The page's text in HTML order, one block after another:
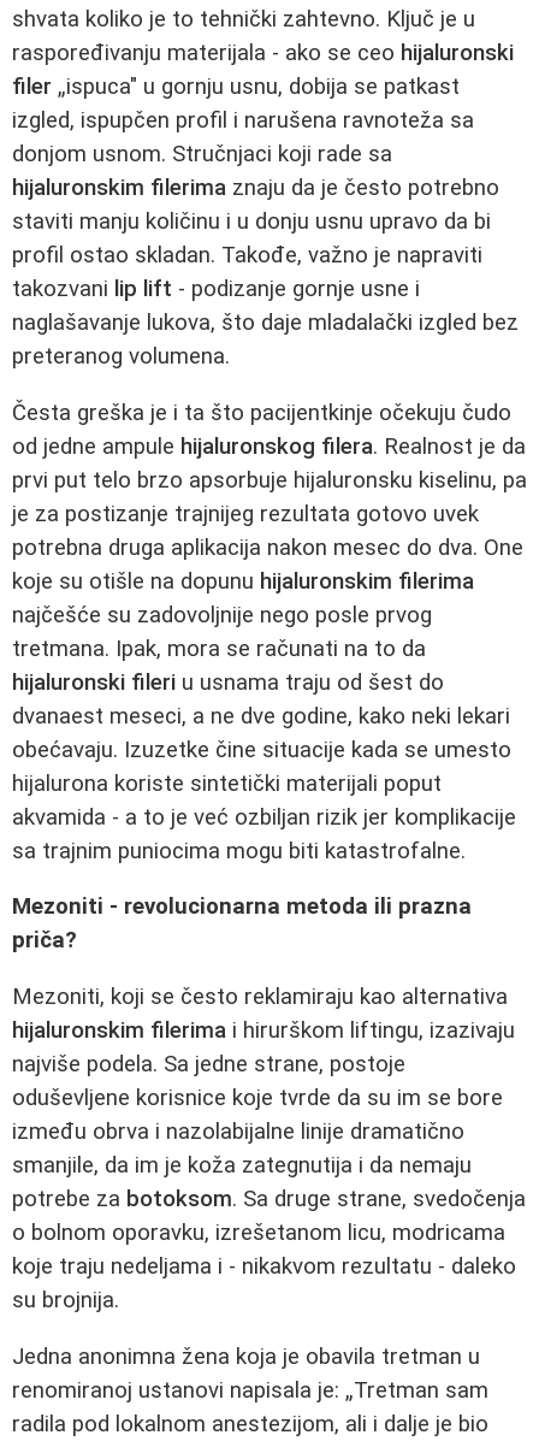
shvata koliko je to tehnički zahtevno. Ključ je u
raspoređivanju materijala - ako se ceo hijaluronski
filer „ispuca" u gornju usnu, dobija se patkast
izgled, ispupčen profil i narušena ravnoteža sa
donjom usnom. Stručnjaci koji rade sa
hijaluronskim filerima znaju da je često potrebno
staviti manju količinu i u donju usnu upravo da bi
profil ostao skladan. Takođe, važno je napraviti
takozvani lip lift - podizanje gornje usne i
naglašavanje lukova, što daje mladalački izgled bez
preteranog volumena.
Česta greška je i ta što pacijentkinje očekuju čudo
od jedne ampule hijaluronskog filera. Realnost je da
prvi put telo brzo apsorbuje hijaluronsku kiselinu, pa
je za postizanje trajnijeg rezultata gotovo uvek
potrebna druga aplikacija nakon mesec do dva. One
koje su otišle na dopunu hijaluronskim filerima
najčešće su zadovoljnije nego posle prvog
tretmana. Ipak, mora se računati na to da
hijaluronski fileri u usnama traju od šest do
dvanaest meseci, a ne dve godine, kako neki lekari
obećavaju. Izuzetke čine situacije kada se umesto
hijalurona koriste sintetički materijali poput
akvamida - a to je već ozbiljan rizik jer komplikacije
sa trajnim puniocima mogu biti katastrofalne.
Mezoniti - revolucionarna metoda ili prazna
priča?
Mezoniti, koji se često reklamiraju kao alternativa
hijaluronskim filerima i hirurškom liftingu, izazivaju
najviše podela. Sa jedne strane, postoje
oduševljene korisnice koje tvrde da su im se bore
između obrva i nazolabijalne linije dramatično
smanjile, da im je koža zategnutija i da nemaju
potrebe za botoksom. Sa druge strane, svedočenja
o bolnom oporavku, izrešetanom licu, modricama
koje traju nedeljama i - nikakvom rezultatu - daleko
su brojnija.
Jedna anonimna žena koja je obavila tretman u
renomiranoj ustanovi napisala je: „Tretman sam
radila pod lokalnom anestezijom, ali i dalje je bio